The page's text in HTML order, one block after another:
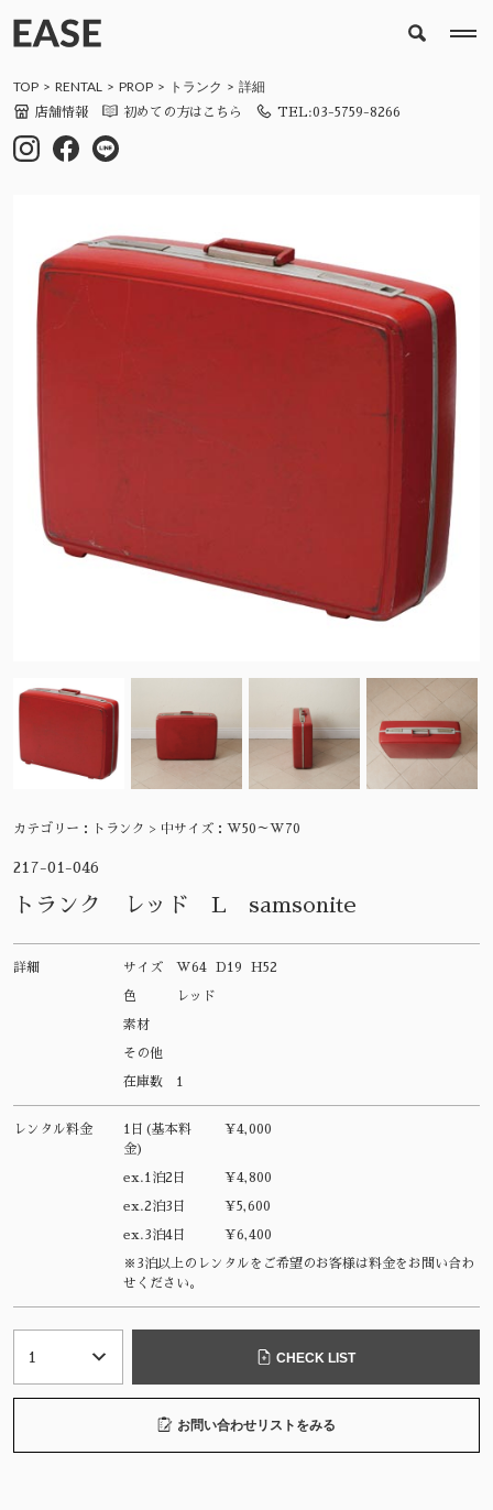
TOP RENTAL PROP トランク 詳細
店舗情報 初めての方はこちら TEL:03-5759-8266
カテゴリー： トランク > 中サイズ：W50～W70
217-01-046
トランク レッド L samsonite
詳細 サイズ W64 D19 H52
色 レッド
素材
その他
在庫数 1
レンタル料金
1日(基本料
金)
¥4,000
ex.1泊2日 ¥4,800
ex.2泊3日 ¥5,600
ex.3泊4日 ¥6,400
※3泊以上のレンタルをご希望のお客様は料金をお問い合わ
せください。
CHECK LIST
お問い合わせリストをみる